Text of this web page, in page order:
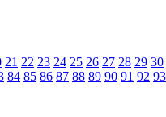
21 22 23 24 25 26 27 28 29 30
84 85 86 87 88 89 90 91 92 93